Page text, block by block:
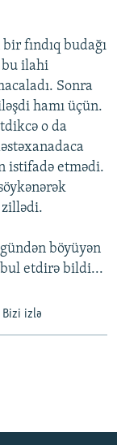
fındıq budağı
bu ilahi
Sonra
hamı üçün.
o da
istifadə etmədi.
böyüyən
etdirə bildi...
Bizi izlə